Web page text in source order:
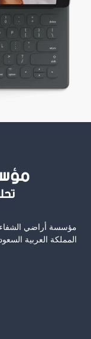
مؤسسة أراضي الشفاء
المملكة العربية